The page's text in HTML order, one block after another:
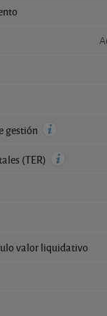
gestión
(TER)
valor liquidativo